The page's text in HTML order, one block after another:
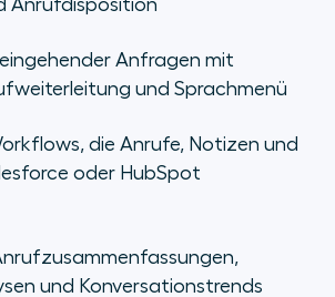
Anrufdisposition
Anfragen mit
und Sprachmenü
die Anrufe, Notizen und
oder HubSpot
und Konversationstrends